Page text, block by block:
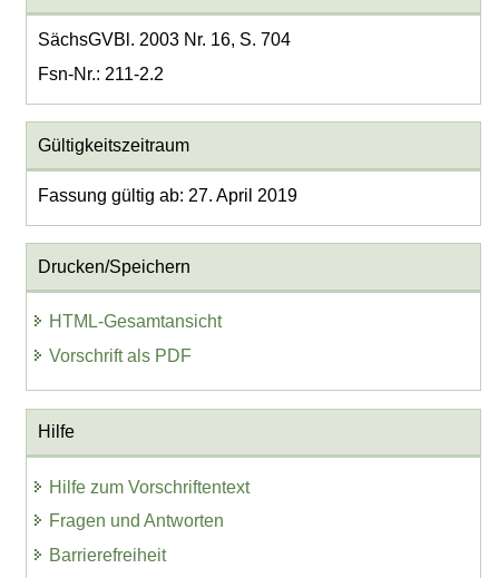
SächsGVBl. 2003 Nr. 16, S. 704
Fsn-Nr.: 211-2.2
Gültigkeitszeitraum
Fassung gültig ab: 27. April 2019
Drucken/Speichern
HTML-Gesamtansicht
Vorschrift als PDF
Hilfe
Hilfe zum Vorschriftentext
Fragen und Antworten
Barrierefreiheit